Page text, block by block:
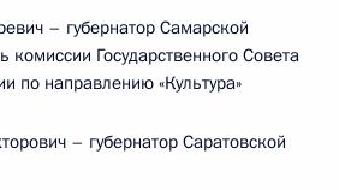
– губернатор Самарской
комиссии Государственного Совета
по направлению «Культура»
– губернатор Саратовской